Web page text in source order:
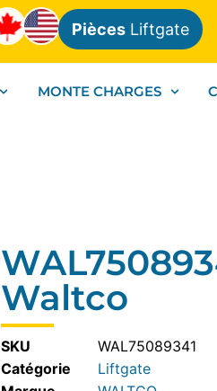
Pièces Liftgate
MONTE CHARGES
Waltco
SKU
WAL75089341
Catégorie
Liftgate